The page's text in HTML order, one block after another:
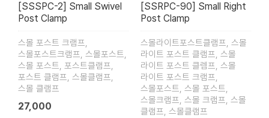
[SSSPC-2] Small Swivel
Post Clamp
스몰 포스트 크램프,
스몰포스트크램프, 스몰포스트,
스몰 포스트, 포스트클램프,
포스트 클램프, 스몰클램프,
스몰 클램프
27,000
[SSRPC-90] Small Right
Post Clamp
스몰라이트포스트클램프, 스몰
라이트 포스트 클램프, 스몰
라이트 포스트 클렘프, 스몰
라이트 포스트 크램프,
스몰포스트, 스몰 포스트,
스몰크램프, 스몰 크램프, 스몰
클램프, 스몰클램프